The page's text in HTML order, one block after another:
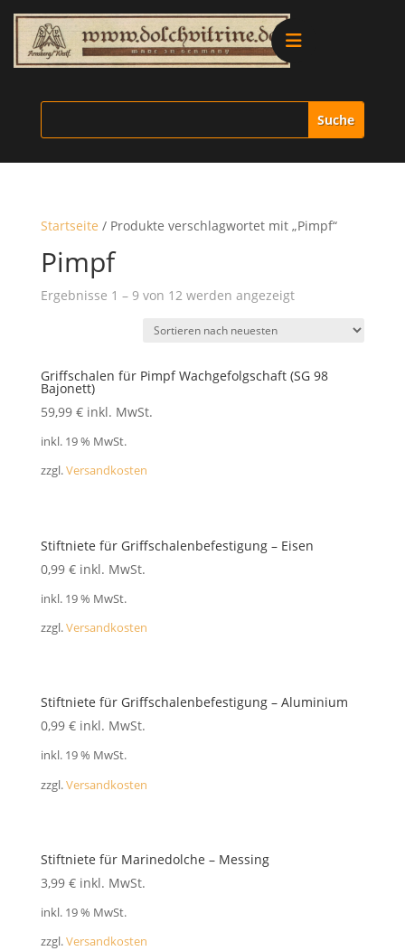
Vitrinen
Literatur
Merchandise
FAQ
Startseite / Produkte verschlagwortet mit „Pimpf“
Pimpf
Ergebnisse 1 – 9 von 12 werden angezeigtNach
Griffschalen für Pimpf Wachgefolgschaft (SG 98
Bajonett)
59,99 € inkl. MwSt.
inkl. 19 % MwSt.
zzgl.Versandkosten
Stiftniete für Griffschalenbefestigung – Eisen
0,99 € inkl. MwSt.
inkl. 19 % MwSt.
zzgl.Versandkosten
Stiftniete für Griffschalenbefestigung – Aluminium
0,99 € inkl. MwSt.
inkl. 19 % MwSt.
zzgl.Versandkosten
Stiftniete für Marinedolche – Messing
3,99 € inkl. MwSt.
inkl. 19 % MwSt.
zzgl.Versandkosten